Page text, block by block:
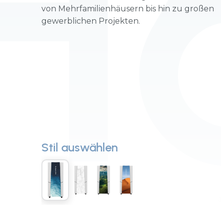
von Mehrfamilienhäusern bis hin zu großen
gewerblichen Projekten.
Stil auswählen